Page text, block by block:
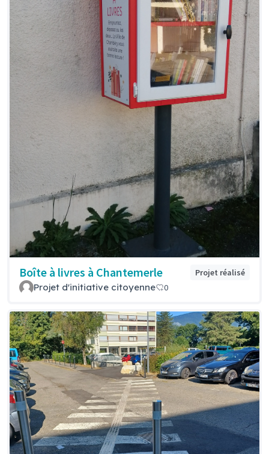
Boîte à livres à Chantemerle Projet réalisé
Projet d'initiative citoyenne 0